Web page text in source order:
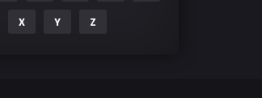
X Y Z